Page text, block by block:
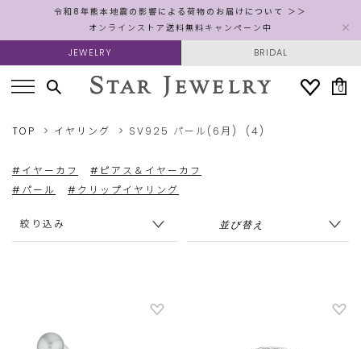
令和8年熊本地震の影響による荷物のお届けについて ＞＞
オンラインストア送料無料キャンペーン中
JEWELRY BRIDAL
0
TOP イヤリング SV925 パール(6月) (4)
#イヤーカフ
#ピアス＆イヤーカフ
#パール
#クリップイヤリング
絞り込み